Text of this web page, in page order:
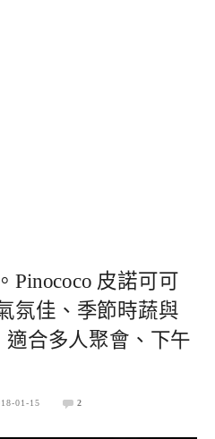
Pinococo 皮諾可可
氛佳、季節時蔬與
合多人聚會、下午
01-15 2